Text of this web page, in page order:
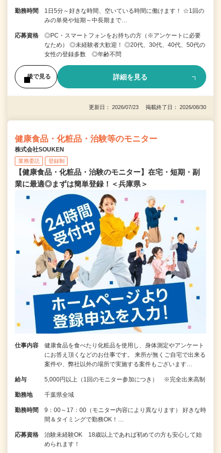
勤務時間
1日5分～好きな時間、空いている時間に働けます！ ☆1回の
みの単発や短期～中長期まで…
応募資格
◎PC・スマートフォンをお持ちの方（※アンケートに必要
なため） ◎未経験者大歓迎！ ◎20代、30代、40代、50代の
女性の登録多数 ◎年齢不問
後で見る 詳細を見る
更新日： 2026/07/23 掲載終了日： 2026/08/30
健康食品・化粧品・治験等のモニター
株式会社SOUKEN
業務委託 登録制
【健康食品・化粧品・治験のモニター】在宅・短期・副
業に最適◎まずは簡単登録！＜兵庫県＞
仕事内容
健康食品を食べたり化粧品を使用し、身体測定やアンケート
にお答え頂くなどのお仕事です。 来所が無くご自宅で出来る
案件や、弊社以外の場所で実施する案件もございます…
給与 5,000円以上（1回のモニター参加につき） ※完全出来高制
勤務地 千葉県全域
勤務時間
9：00～17：00（モニター内容により異なります） 好きな時
間＆タイミングで勤務OK！…
応募資格
治験未経験OK 18歳以上であれば初めての方も安心して始
められます！